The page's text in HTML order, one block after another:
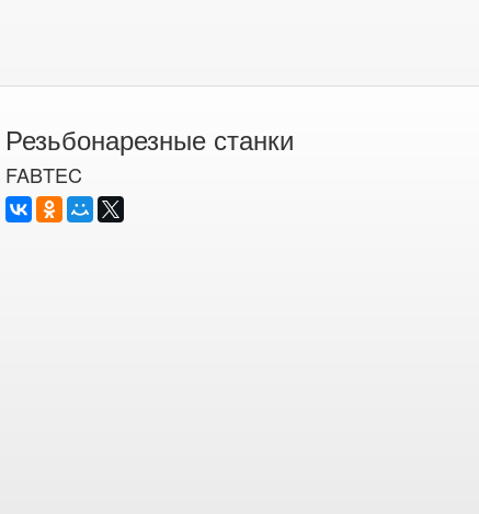
Резьбонарезные станки
FABTEC